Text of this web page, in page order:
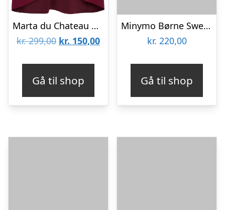
Marta du Chateau dame sweatshirt MdcPine 85783-1 – Bordeaux6269
kr.299,00 Den
var:
kr. 299,00.
kr. 150,00Den
kr. 150,00.
Gå til shop
Minymo Børne Sweatsæt – Misty Rose – 146
kr. 220,00
Gå til shop